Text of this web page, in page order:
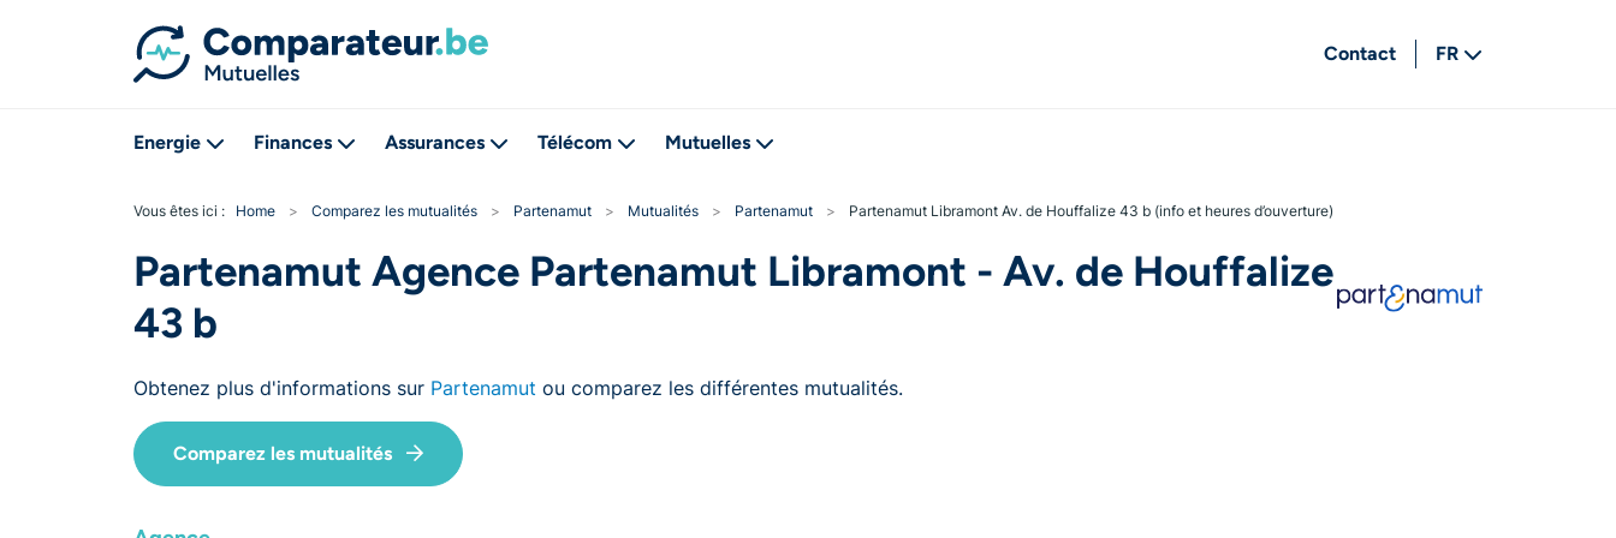
Contact
FR
Energie Finances Assurances Télécom Mutuelles
Vous êtes ici : Home > Comparez les mutualités > Partenamut > Mutualités > Partenamut > Partenamut Libramont Av. de Houffalize 43 b (info et heures d’ouverture)
Partenamut Agence Partenamut Libramont - Av. de Houffalize
43 b
Obtenez plus d'informations sur Partenamut ou comparez les différentes mutualités.
Comparez les mutualités